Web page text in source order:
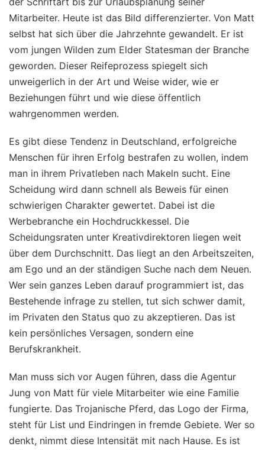
Mitarbeiter. Heute ist das Bild differenzierter. Von Matt
selbst hat sich über die Jahrzehnte gewandelt. Er ist
vom jungen Wilden zum Elder Statesman der Branche
geworden. Dieser Reifeprozess spiegelt sich
unweigerlich in der Art und Weise wider, wie er
Beziehungen führt und wie diese öffentlich
wahrgenommen werden.
Es gibt diese Tendenz in Deutschland, erfolgreiche
Menschen für ihren Erfolg bestrafen zu wollen, indem
man in ihrem Privatleben nach Makeln sucht. Eine
Scheidung wird dann schnell als Beweis für einen
schwierigen Charakter gewertet. Dabei ist die
Werbebranche ein Hochdruckkessel. Die
Scheidungsraten unter Kreativdirektoren liegen weit
über dem Durchschnitt. Das liegt an den Arbeitszeiten,
am Ego und an der ständigen Suche nach dem Neuen.
Wer sein ganzes Leben darauf programmiert ist, das
Bestehende infrage zu stellen, tut sich schwer damit,
im Privaten den Status quo zu akzeptieren. Das ist
kein persönliches Versagen, sondern eine
Berufskrankheit.
Man muss sich vor Augen führen, dass die Agentur
Jung von Matt für viele Mitarbeiter wie eine Familie
fungierte. Das Trojanische Pferd, das Logo der Firma,
steht für List und Eindringen in fremde Gebiete. Wer so
denkt, nimmt diese Intensität mit nach Hause. Es ist